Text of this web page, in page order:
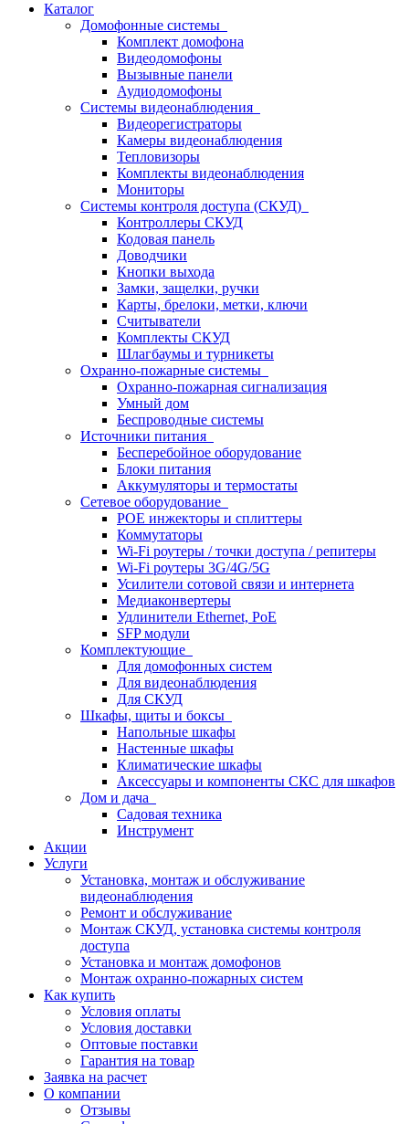
Каталог
Домофонные системы
Комплект домофона
Видеодомофоны
Вызывные панели
Аудиодомофоны
Системы видеонаблюдения
Видеорегистраторы
Камеры видеонаблюдения
Тепловизоры
Комплекты видеонаблюдения
Мониторы
Системы контроля доступа (СКУД)
Контроллеры СКУД
Кодовая панель
Доводчики
Кнопки выхода
Замки, защелки, ручки
Карты, брелоки, метки, ключи
Считыватели
Комплекты СКУД
Шлагбаумы и турникеты
Охранно-пожарные системы
Охранно-пожарная сигнализация
Умный дом
Беспроводные системы
Источники питания
Бесперебойное оборудование
Блоки питания
Аккумуляторы и термостаты
Сетевое оборудование
POE инжекторы и сплиттеры
Коммутаторы
Wi-Fi роутеры / точки доступа / репитеры
Wi-Fi роутеры 3G/4G/5G
Усилители сотовой связи и интернета
Медиаконвертеры
Удлинители Ethernet, PoE
SFP модули
Комплектующие
Для домофонных систем
Для видеонаблюдения
Для СКУД
Шкафы, щиты и боксы
Напольные шкафы
Настенные шкафы
Климатические шкафы
Аксессуары и компоненты СКС для шкафов
Дом и дача
Садовая техника
Инструмент
Акции
Услуги
Установка, монтаж и обслуживание
видеонаблюдения
Ремонт и обслуживание
Монтаж СКУД, установка системы контроля
доступа
Установка и монтаж домофонов
Монтаж охранно-пожарных систем
Как купить
Условия оплаты
Условия доставки
Оптовые поставки
Гарантия на товар
Заявка на расчет
О компании
Отзывы